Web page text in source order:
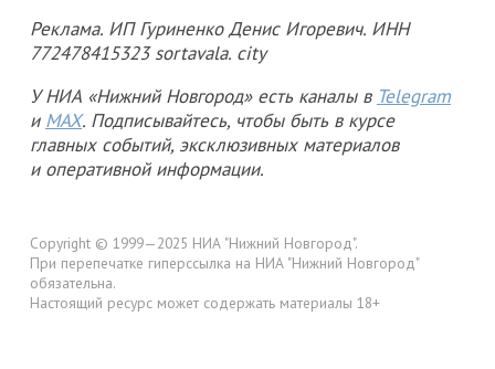
Реклама. ИП Гуриненко Денис Игоревич. ИНН
772478415323 sortavala. city
У НИА «Нижний Новгород» есть каналы в Telegram
и MAX. Подписывайтесь, чтобы быть в курсе
главных событий, эксклюзивных материалов
и оперативной информации.
Copyright © 1999—2025 НИА "Нижний Новгород".
При перепечатке гиперссылка на НИА "Нижний Новгород"
обязательна.
Настоящий ресурс может содержать материалы 18+